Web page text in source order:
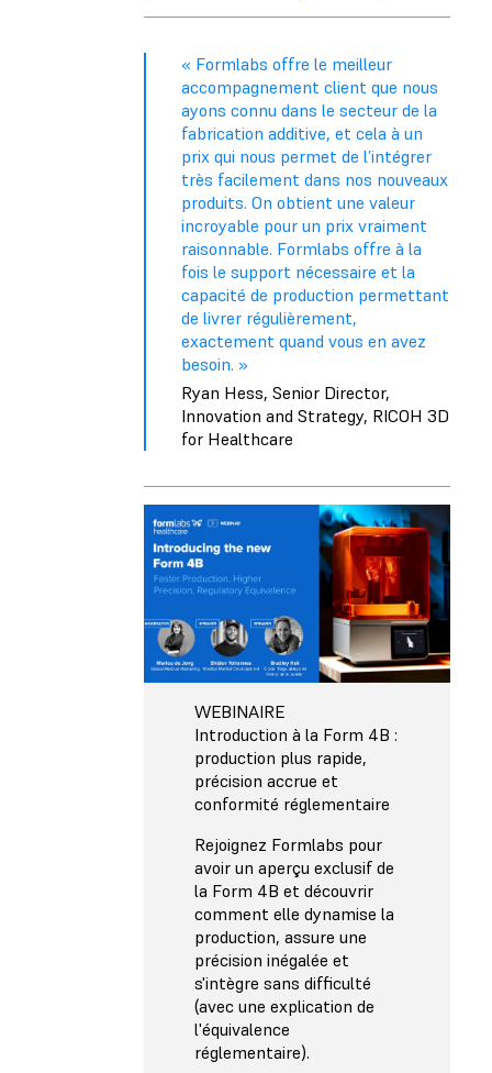
« Formlabs offre le meilleur
accompagnement client que nous
ayons connu dans le secteur de la
fabrication additive, et cela à un
prix qui nous permet de l’intégrer
très facilement dans nos nouveaux
produits. On obtient une valeur
incroyable pour un prix vraiment
raisonnable. Formlabs offre à la
fois le support nécessaire et la
capacité de production permettant
de livrer régulièrement,
exactement quand vous en avez
besoin. »
Ryan Hess, Senior Director,
Innovation and Strategy, RICOH 3D
for Healthcare
WEBINAIRE
Introduction à la Form 4B :
production plus rapide,
précision accrue et
conformité réglementaire
Rejoignez Formlabs pour
avoir un aperçu exclusif de
la Form 4B et découvrir
comment elle dynamise la
production, assure une
précision inégalée et
s'intègre sans difficulté
(avec une explication de
l'équivalence
réglementaire).